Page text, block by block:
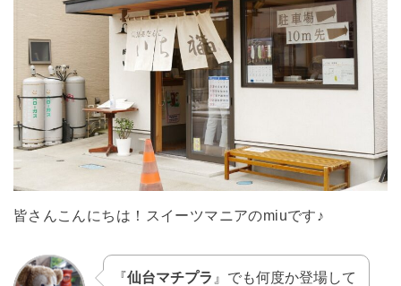
皆さんこんにちは！スイーツマニアのmiuです♪
『仙台マチプラ 』でも何度か登場して